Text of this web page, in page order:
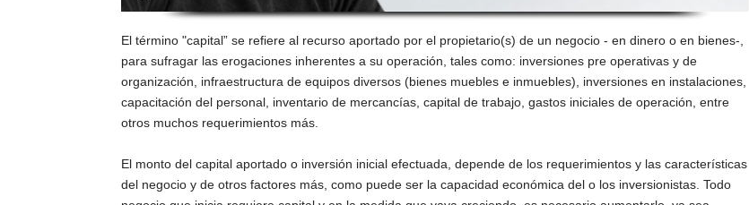
El término "capital” se refiere al recurso aportado por el propietario(s) de un negocio - en dinero o en bienes-,
para sufragar las erogaciones inherentes a su operación, tales como: inversiones pre operativas y de
organización, infraestructura de equipos diversos (bienes muebles e inmuebles), inversiones en instalaciones,
capacitación del personal, inventario de mercancías, capital de trabajo, gastos iniciales de operación, entre
otros muchos requerimientos más.
El monto del capital aportado o inversión inicial efectuada, depende de los requerimientos y las características
del negocio y de otros factores más, como puede ser la capacidad económica del o los inversionistas. Todo